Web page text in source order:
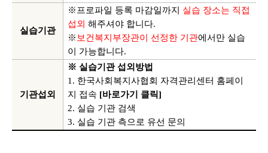
실습기관
※프로파일 등록 마감일까지 실습 장소는 직접
섭외 해주셔야 합니다.
※ 보건복지부장관이 선정한 기관에서만 실습
이 가능합니다.
기관섭외
※ 실습기관 섭외방법
1. 한국사회복지사협회 자격관리센터 홈페이
지 접속 [바로가기 클릭]
2. 실습 기관 검색
3. 실습 기관 측으로 유선 문의